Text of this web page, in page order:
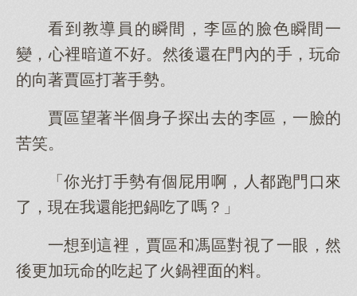
看到教導員的瞬間，李區的臉色瞬間一
變，心裡暗道不好。然後還在門內的手，玩命
的向著賈區打著手勢。
賈區望著半個身子探出去的李區，一臉的
苦笑。
「你光打手勢有個屁用啊，人都跑門口來
了，現在我還能把鍋吃了嗎？」
一想到這裡，賈區和馮區對視了一眼，然
後更加玩命的吃起了火鍋裡面的料。